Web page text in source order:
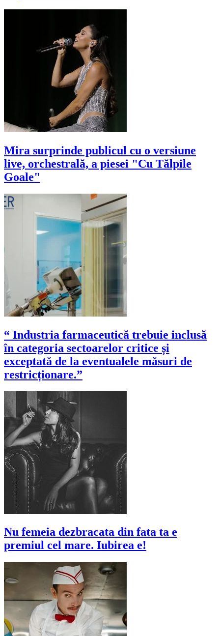
Mira surprinde publicul cu o versiune
live, orchestrală, a piesei "Cu Tălpile
Goale"
“ Industria farmaceutică trebuie inclusă
în categoria sectoarelor critice și
exceptată de la eventualele măsuri de
restricționare.”
Nu femeia dezbracata din fata ta e
premiul cel mare. Iubirea e!